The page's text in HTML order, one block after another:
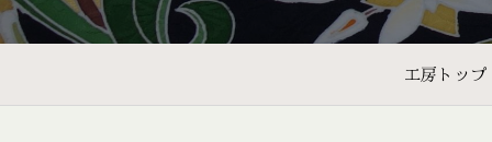
工房トップ